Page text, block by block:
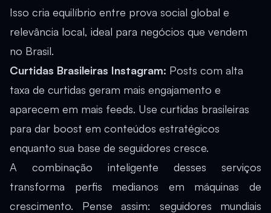
Isso cria equilíbrio entre prova social global e
relevância local, ideal para negócios que vendem
no Brasil.
Curtidas Brasileiras Instagram: Posts com alta
taxa de curtidas geram mais engajamento e
aparecem em mais feeds. Use curtidas brasileiras
para dar boost em conteúdos estratégicos
enquanto sua base de seguidores cresce.
A combinação inteligente desses serviços
transforma perfis medianos em máquinas de
crescimento. Pense assim: seguidores mundiais